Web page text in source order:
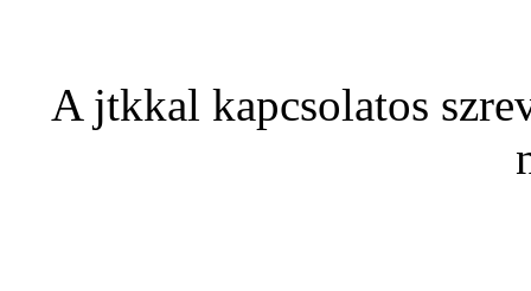
A jtkkal kapcsolatos